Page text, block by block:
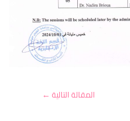
المقالة التالية←